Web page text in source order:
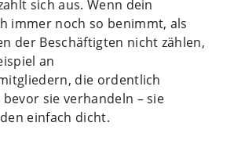
sich aus. Wenn dein
immer noch so benimmt, als
der Beschäftigten nicht zählen,
an
die ordentlich
bevor sie verhandeln – sie
einfach dicht.